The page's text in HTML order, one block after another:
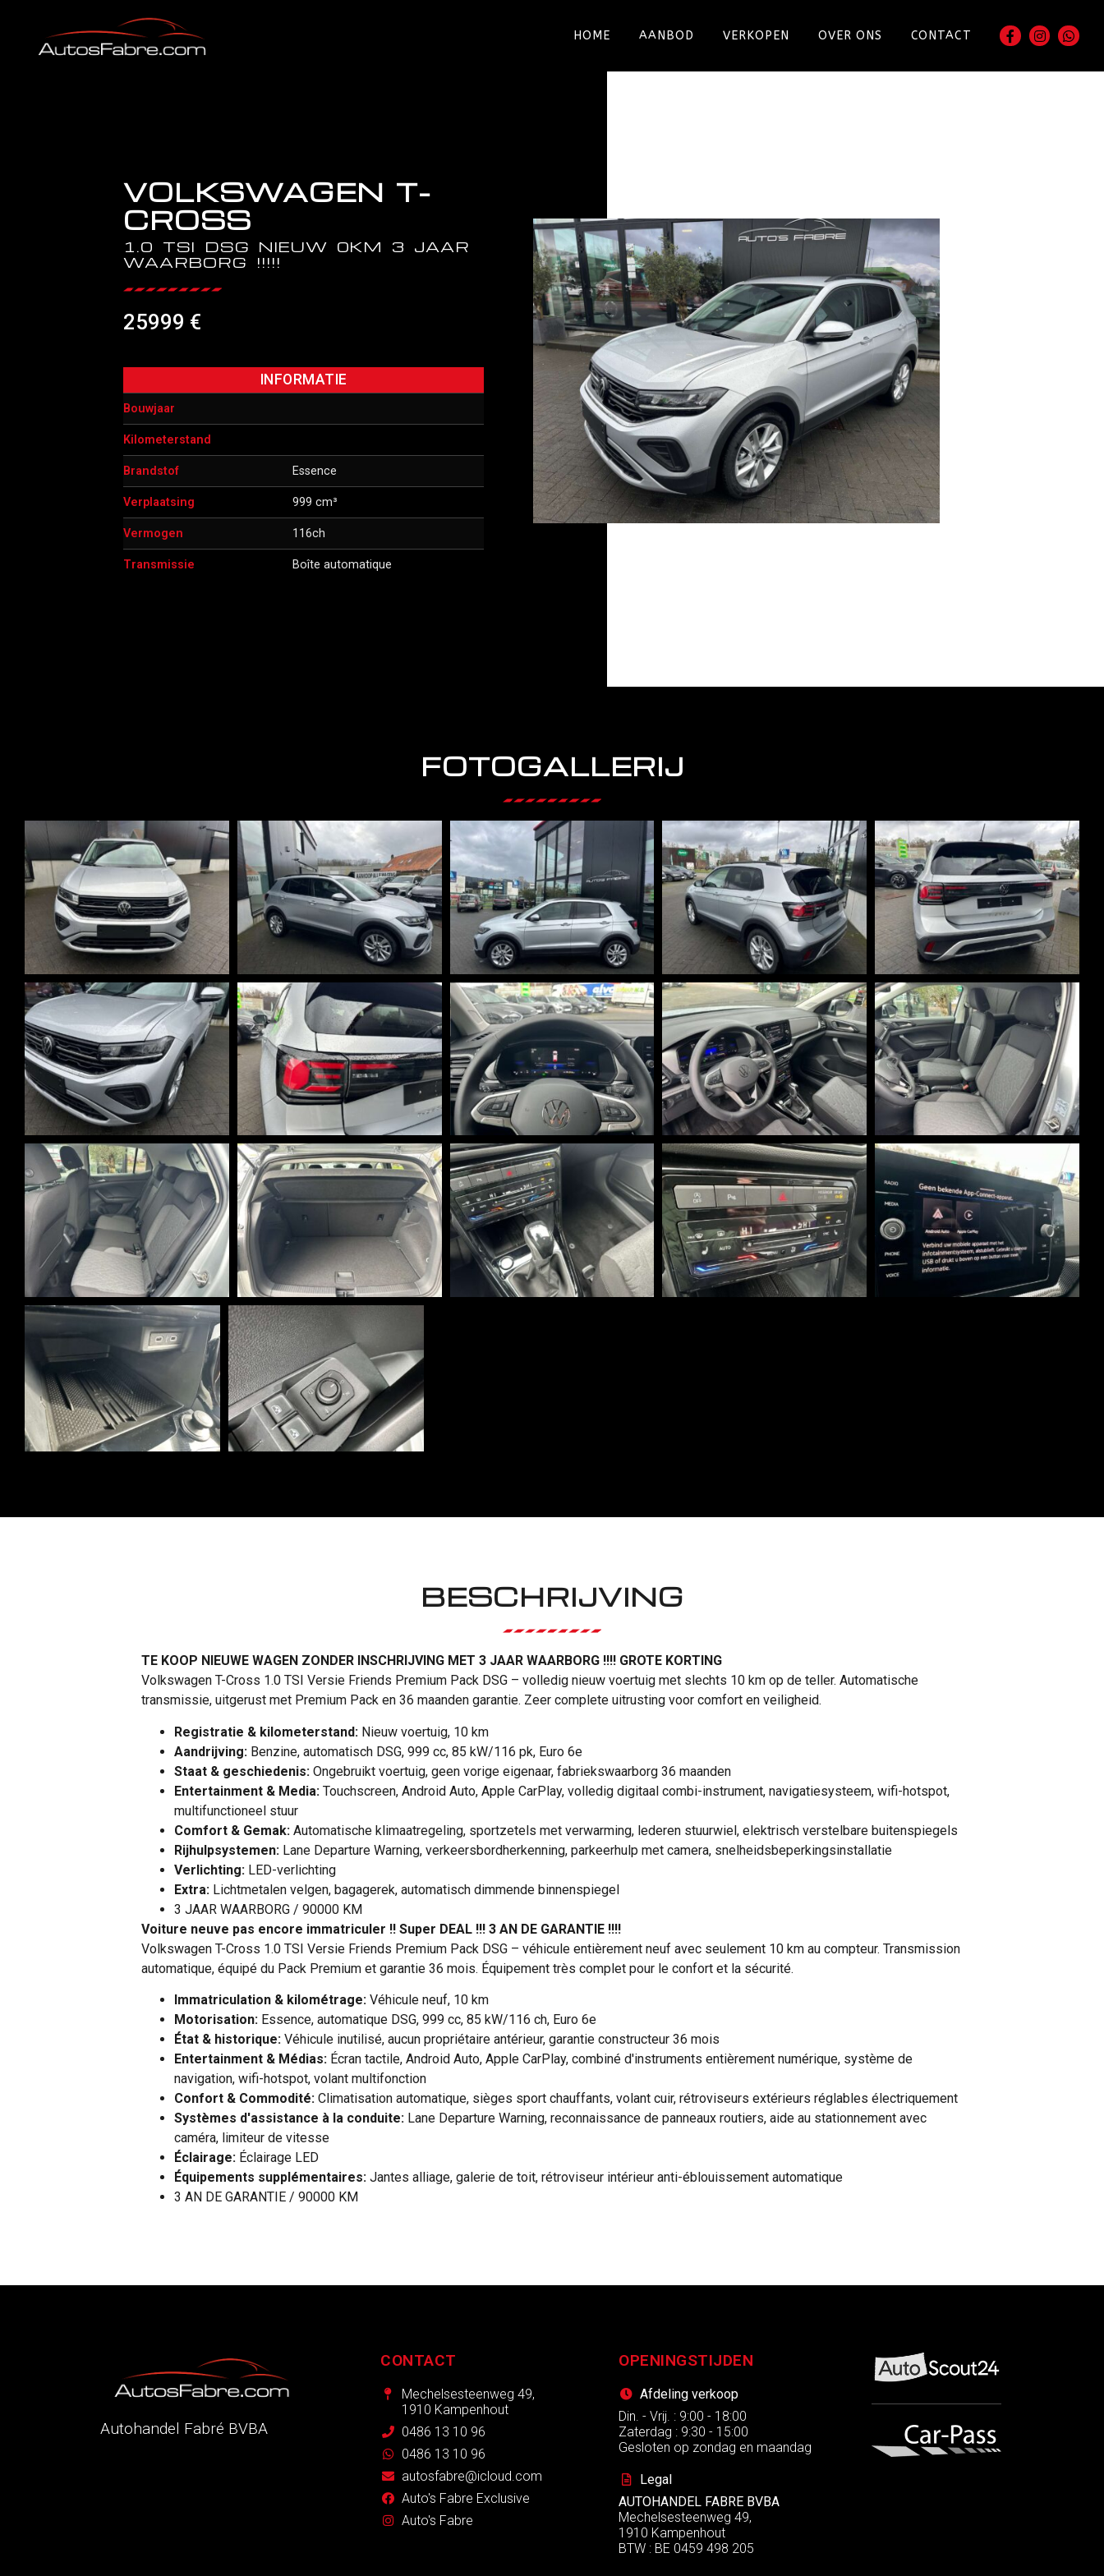
HOME AANBOD VERKOPEN OVER ONS CONTACT
VOLKSWAGEN T-
CROSS
1.0 TSI DSG NIEUW 0KM 3 JAAR
WAARBORG !!!!!
25999 €
INFORMATIE
Bouwjaar
Kilometerstand
Brandstof Essence
Verplaatsing 999 cm³
Vermogen 116ch
Transmissie Boîte automatique
FOTOGALLERIJ
BESCHRIJVING
TE KOOP NIEUWE WAGEN ZONDER INSCHRIJVING MET 3 JAAR WAARBORG !!!! GROTE KORTING
Volkswagen T-Cross 1.0 TSI Versie Friends Premium Pack DSG – volledig nieuw voertuig met slechts 10 km op de teller. Automatische
transmissie, uitgerust met Premium Pack en 36 maanden garantie. Zeer complete uitrusting voor comfort en veiligheid.
Registratie & kilometerstand: Nieuw voertuig, 10 km
Aandrijving: Benzine, automatisch DSG, 999 cc, 85 kW/116 pk, Euro 6e
Staat & geschiedenis: Ongebruikt voertuig, geen vorige eigenaar, fabriekswaarborg 36 maanden
Entertainment & Media: Touchscreen, Android Auto, Apple CarPlay, volledig digitaal combi-instrument, navigatiesysteem, wifi-hotspot,
multifunctioneel stuur
Comfort & Gemak: Automatische klimaatregeling, sportzetels met verwarming, lederen stuurwiel, elektrisch verstelbare buitenspiegels
Rijhulpsystemen: Lane Departure Warning, verkeersbordherkenning, parkeerhulp met camera, snelheidsbeperkingsinstallatie
Verlichting: LED-verlichting
Extra: Lichtmetalen velgen, bagagerek, automatisch dimmende binnenspiegel
3 JAAR WAARBORG / 90000 KM
Voiture neuve pas encore immatriculer !! Super DEAL !!! 3 AN DE GARANTIE !!!!
Volkswagen T-Cross 1.0 TSI Versie Friends Premium Pack DSG – véhicule entièrement neuf avec seulement 10 km au compteur. Transmission
automatique, équipé du Pack Premium et garantie 36 mois. Équipement très complet pour le confort et la sécurité.
Immatriculation & kilométrage: Véhicule neuf, 10 km
Motorisation: Essence, automatique DSG, 999 cc, 85 kW/116 ch, Euro 6e
État & historique: Véhicule inutilisé, aucun propriétaire antérieur, garantie constructeur 36 mois
Entertainment & Médias: Écran tactile, Android Auto, Apple CarPlay, combiné d'instruments entièrement numérique, système de
navigation, wifi-hotspot, volant multifonction
Confort & Commodité: Climatisation automatique, sièges sport chauffants, volant cuir, rétroviseurs extérieurs réglables électriquement
Systèmes d'assistance à la conduite: Lane Departure Warning, reconnaissance de panneaux routiers, aide au stationnement avec
caméra, limiteur de vitesse
Éclairage: Éclairage LED
Équipements supplémentaires: Jantes alliage, galerie de toit, rétroviseur intérieur anti-éblouissement automatique
3 AN DE GARANTIE / 90000 KM
Autohandel Fabré BVBA
CONTACT
Mechelsesteenweg 49,
1910 Kampenhout
0486 13 10 96
0486 13 10 96
autosfabre@icloud.com
Auto's Fabre Exclusive
Auto's Fabre
OPENINGSTIJDEN
Afdeling verkoop
Din. - Vrij. : 9:00 - 18:00
Zaterdag : 9:30 - 15:00
Gesloten op zondag en maandag
Legal
AUTOHANDEL FABRE BVBA
Mechelsesteenweg 49,
1910 Kampenhout
BTW : BE 0459 498 205